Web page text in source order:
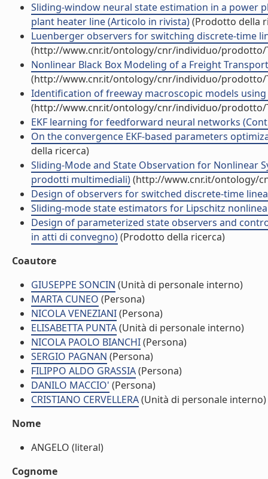
Sliding-window neural state estimation in a power
plant heater line (Articolo in rivista)(Prodotto della
Luenberger observers for switching discrete-time
(http://www.cnr.it/ontology/cnr/individuo/prodotto/
Nonlinear Black Box Modeling of a Freight
(http://www.cnr.it/ontology/cnr/individuo/prodotto/
Identification of freeway macroscopic models
(http://www.cnr.it/ontology/cnr/individuo/prodotto/
EKF learning for feedforward neural networks
On the convergence EKF-based parameters
della ricerca)
Sliding-Mode and State Observation for Nonlinear
prodotti multimediali)(http://www.cnr.it/ontology/
Design of observers for switched discrete-time
Sliding-mode state estimators for Lipschitz
Design of parameterized state observers and
in atti di convegno)(Prodotto della ricerca)
Coautore
GIUSEPPE SONCIN (Unità di personale interno)
MARTA CUNEO (Persona)
NICOLA VENEZIANI(Persona)
ELISABETTA PUNTA(Unità di personale interno)
NICOLA PAOLO BIANCHI(Persona)
SERGIO PAGNAN (Persona)
FILIPPO ALDO GRASSIA(Persona)
DANILO MACCIO' (Persona)
CRISTIANO CERVELLERA(Unità di personale interno)
Nome
ANGELO (literal)
Cognome